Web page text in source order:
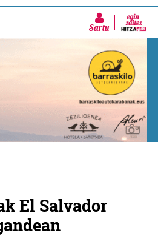
Sartu
El Salvador